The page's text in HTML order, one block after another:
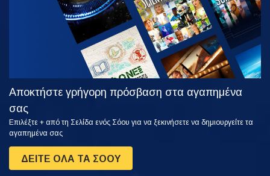
Αποκτήστε γρήγορη πρόσβαση στα αγαπημένα
σας
Επιλέξτε + από τη Σελίδα ενός Σόου για να ξεκινήσετε να δημιουργείτε τα
αγαπημένα σας
ΔΕΙΤΕ ΟΛΑ ΤΑ ΣΟΟΥ